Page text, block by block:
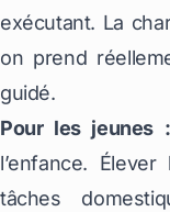
exécutant. La
on prend
guidé.
Pour les jeunes :
l’enfance.
tâches